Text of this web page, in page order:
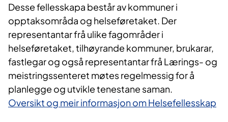
Desse fellesskapa består av kommuner i
opptaksområda og helseføretaket. Der
representantar frå ulike fagområder i
helseføretaket, tilhøyrande kommuner, brukarar,
fastlegar og også representantar frå Lærings- og
meistringssenteret møtes regelmessig for å
planlegge og utvikle tenestane saman.
Oversikt og meir informasjon om Helsefellesskap